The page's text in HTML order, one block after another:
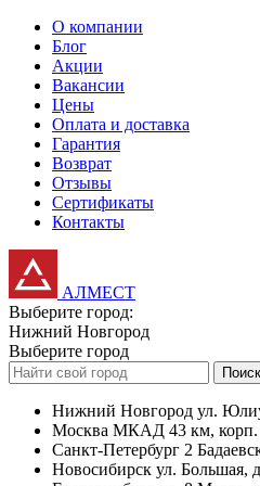
О компании
Блог
Акции
Вакансии
Цены
Оплата и доставка
Гарантия
Возврат
Отзывы
Сертификаты
Контакты
АЛМЕСТ
Выберите город:
Нижний Новгород
Выберите город
Поиск
Нижний Новгород ул.
Москва МКАД 43 км, корп.
Санкт-Петербург 2
Новосибирск ул. Большая,